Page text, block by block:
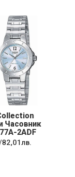
Часовник
2ADF
82,01лв.